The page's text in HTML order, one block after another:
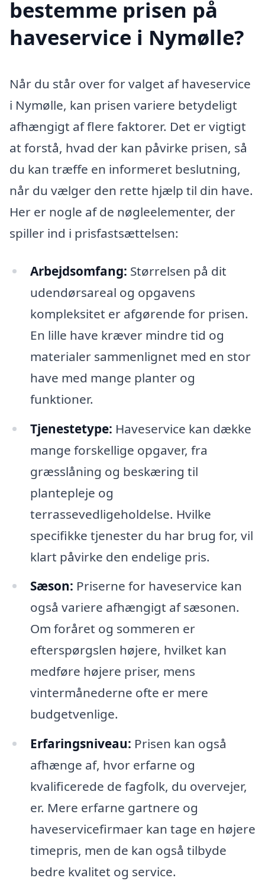
bestemme prisen på
haveservice i Nymølle?
Når du står over for valget af haveservice
i Nymølle, kan prisen variere betydeligt
afhængigt af flere faktorer. Det er vigtigt
at forstå, hvad der kan påvirke prisen, så
du kan træffe en informeret beslutning,
når du vælger den rette hjælp til din have.
Her er nogle af de nøgleelementer, der
spiller ind i prisfastsættelsen:
Arbejdsomfang: Størrelsen på dit
udendørsareal og opgavens
kompleksitet er afgørende for prisen.
En lille have kræver mindre tid og
materialer sammenlignet med en stor
have med mange planter og
funktioner.
Tjenestetype: Haveservice kan dække
mange forskellige opgaver, fra
græsslåning og beskæring til
plantepleje og
terrassevedligeholdelse. Hvilke
specifikke tjenester du har brug for, vil
klart påvirke den endelige pris.
Sæson: Priserne for haveservice kan
også variere afhængigt af sæsonen.
Om foråret og sommeren er
efterspørgslen højere, hvilket kan
medføre højere priser, mens
vintermånederne ofte er mere
budgetvenlige.
Erfaringsniveau: Prisen kan også
afhænge af, hvor erfarne og
kvalificerede de fagfolk, du overvejer,
er. Mere erfarne gartnere og
haveservicefirmaer kan tage en højere
timepris, men de kan også tilbyde
bedre kvalitet og service.